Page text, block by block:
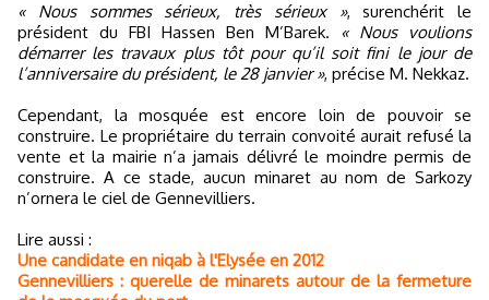
« Nous sommes sérieux, très sérieux », surenchérit le
président du FBI Hassen Ben M’Barek.
« Nous voulions
démarrer les travaux plus tôt pour qu’il soit fini le jour de
l’anniversaire du président, le 28 janvier », précise M. Nekkaz.
Cependant, la mosquée est encore loin de pouvoir se
construire. Le propriétaire du terrain convoité aurait refusé la
vente et la mairie n’a jamais délivré le moindre permis de
construire. A ce stade, aucun minaret au nom de Sarkozy
n’ornera le ciel de Gennevilliers.
Lire aussi :
Une candidate en niqab à l'Elysée en 2012
Gennevilliers : querelle de minarets autour de la fermeture